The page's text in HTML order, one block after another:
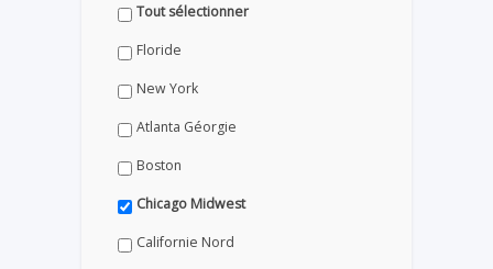
Tout sélectionner
Floride
New York
Atlanta Géorgie
Boston
Chicago Midwest
Californie Nord